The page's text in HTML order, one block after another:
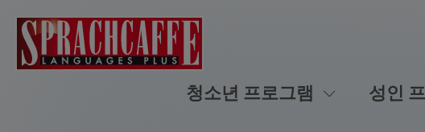
청소년 프로그램 성인